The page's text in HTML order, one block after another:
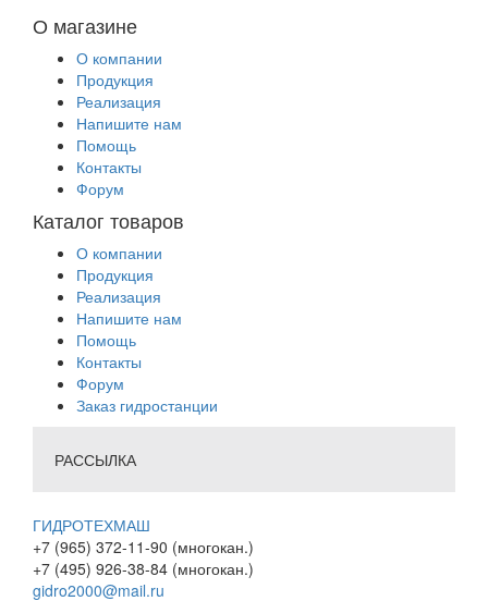
О магазине
О компании
Продукция
Реализация
Напишите нам
Помощь
Контакты
Форум
Каталог товаров
О компании
Продукция
Реализация
Напишите нам
Помощь
Контакты
Форум
Заказ гидростанции
РАССЫЛКА
ГИДРОТЕХМАШ
+7 (965) 372-11-90 (многокан.)
+7 (495) 926-38-84 (многокан.)
gidro2000@mail.ru